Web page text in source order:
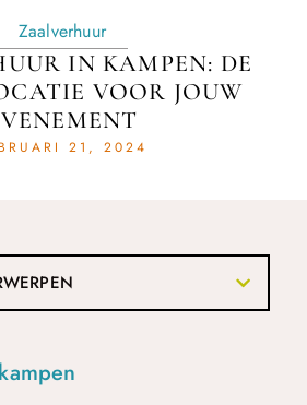
Zaalverhuur
IN KAMPEN: DE
VOOR JOUW
21, 2024